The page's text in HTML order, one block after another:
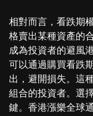
相對而言，看跌期
格賣出某種資產的
成為投資者的避風
可以通過購買看跌
出，避開損失。這
組合的投資者。選
鍵。香港漲樂全球